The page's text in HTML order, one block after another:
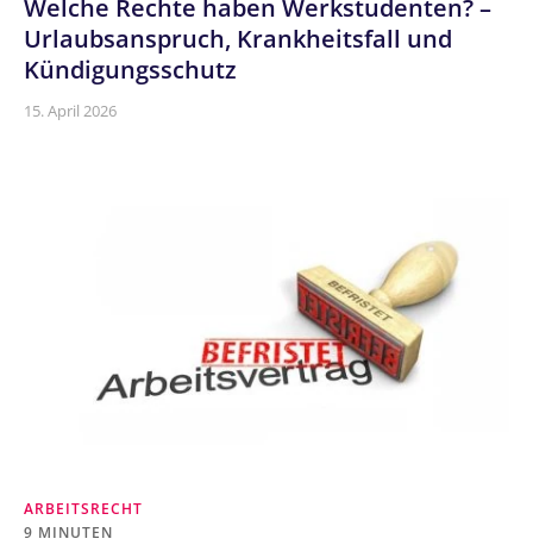
Welche Rechte haben Werkstudenten? –
Urlaubsanspruch, Krankheitsfall und
Kündigungsschutz
15. April 2026
ARBEITSRECHT
9 MINUTEN